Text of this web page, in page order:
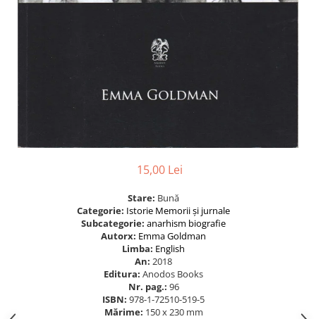
15,00 Lei
Stare: Bună
Categorie: Istorie Memorii și jurnale
Subcategorie: anarhism biografie
Autorx: Emma Goldman
Limba: English
An: 2018
Editura: Anodos Books
Nr. pag.: 96
ISBN: 978-1-72510-519-5
Mărime: 150 x 230 mm